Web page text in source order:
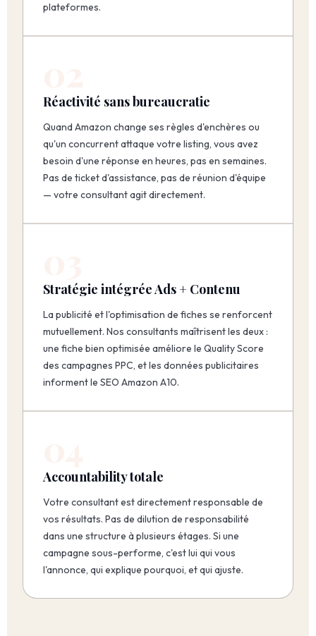
plateformes.
Réactivité sans bureaucratie
Quand Amazon change ses règles d'enchères ou
qu'un concurrent attaque votre listing, vous avez
besoin d'une réponse en heures, pas en semaines.
Pas de ticket d'assistance, pas de réunion d'équipe
— votre consultant agit directement.
Stratégie intégrée Ads + Contenu
La publicité et l'optimisation de fiches se renforcent
mutuellement. Nos consultants maîtrisent les deux :
une fiche bien optimisée améliore le Quality Score
des campagnes PPC, et les données publicitaires
informent le SEO Amazon A10.
Accountability totale
Votre consultant est directement responsable de
vos résultats. Pas de dilution de responsabilité
dans une structure à plusieurs étages. Si une
campagne sous-performe, c'est lui qui vous
l'annonce, qui explique pourquoi, et qui ajuste.